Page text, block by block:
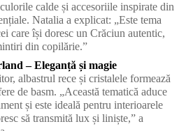
calde și accesoriile inspirate din
Natalia a explicat: „Este tema
care își doresc un Crăciun autentic,
din copilărie.”
– Eleganță și magie
albastrul rece și cristalele formează
de basm. „Această tematică aduce
și este ideală pentru interioarele
să transmită lux și liniște,” a